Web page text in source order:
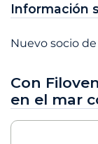
Información
Nuevo socio
Con
en el mar